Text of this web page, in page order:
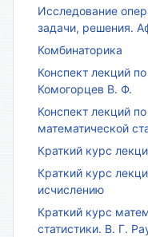
Исследование
задачи, решения.
Комбинаторика
Конспект лекций
Комогорцев В. Ф.
Конспект лекций
математической
Краткий курс
Краткий курс
исчислению
Краткий курс
статистики. В. Г.